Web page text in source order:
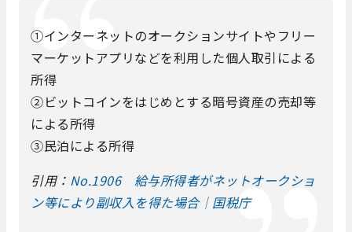
①インターネットのオークションサイトやフリー
マーケットアプリなどを利用した個人取引による
所得
②ビットコインをはじめとする暗号資産の売却等
による所得
③民泊による所得
引用： No.1906 給与所得者がネットオークショ
ン等により副収入を得た場合｜国税庁